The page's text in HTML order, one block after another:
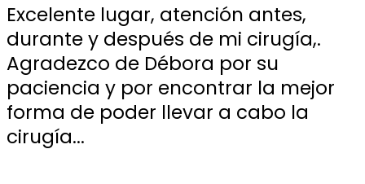
Excelente lugar, atención antes,
durante y después de mi cirugía,.
Agradezco de Débora por su
paciencia y por encontrar la mejor
forma de poder llevar a cabo la
cirugía...